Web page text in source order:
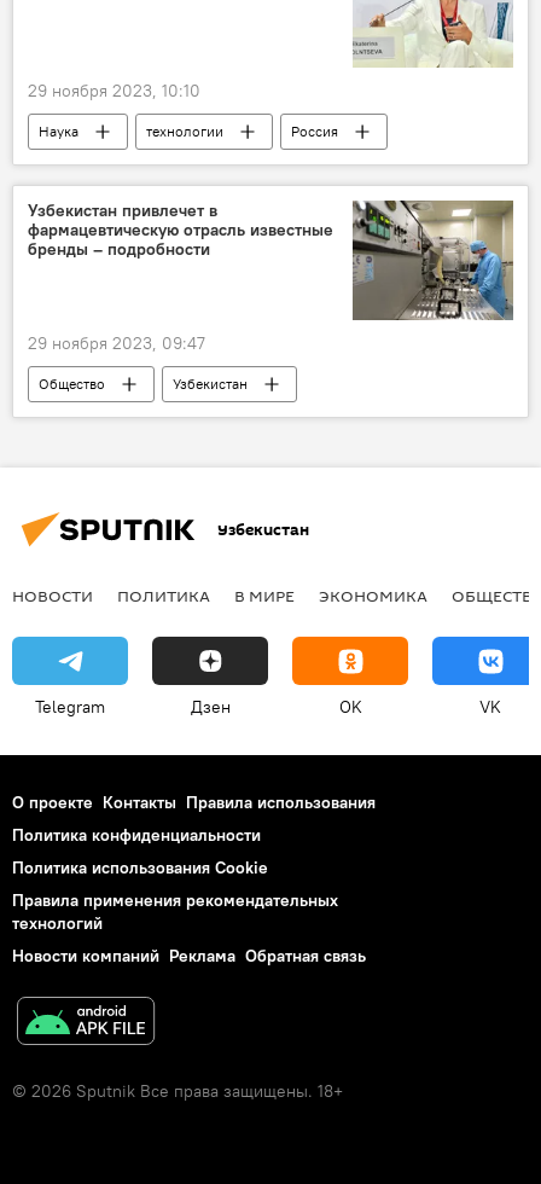
29 ноября 2023, 10:10
Наука технологии
Россия
Экономика
интервью Росатом
Узбекистан привлечет в
фармацевтическую отрасль известные
бренды – подробности
29 ноября 2023, 09:47
Общество
Узбекистан
фармацевтика
лекарства
Экспорт
Узбекистан
НОВОСТИ ПОЛИТИКА В МИРЕ ЭКОНОМИКА
Telegram Дзен OK VK
О проекте Контакты Правила использования
Политика конфиденциальности
Политика использования Cookie
Правила применения рекомендательных
технологий
Новости компаний Реклама Обратная связь
© 2026 Sputnik Все права защищены. 18+